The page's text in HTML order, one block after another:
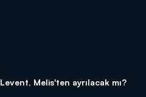
Levent, Melis'ten ayrılacak mı?